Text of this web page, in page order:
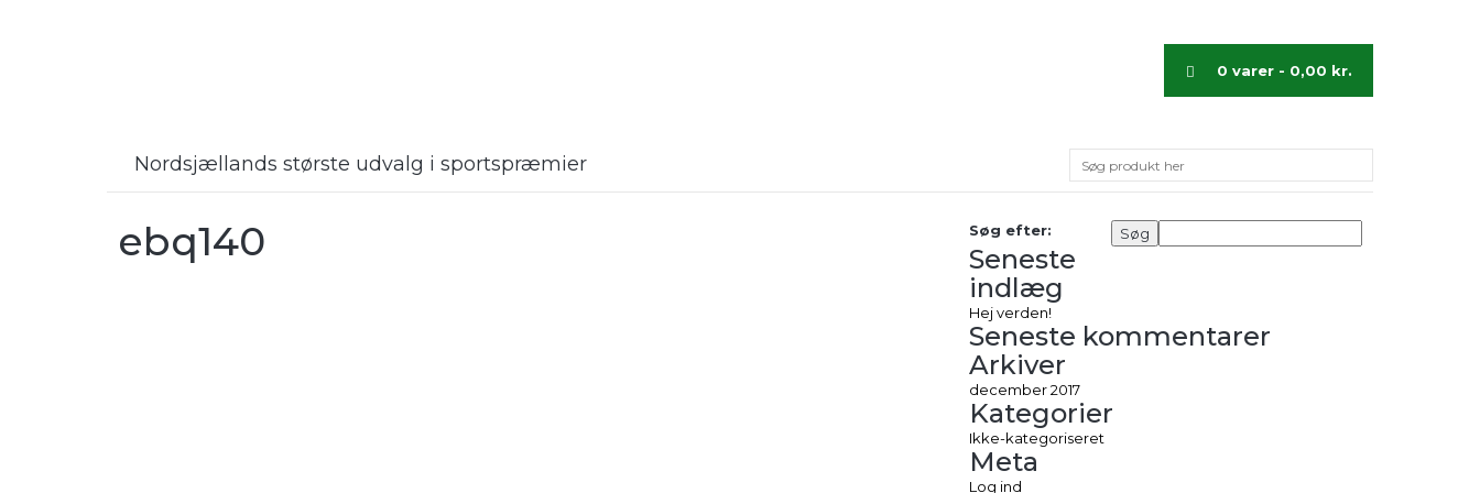
0 varer - 0,00 kr.
Nordsjællands største udvalg i sportspræmier
ebq140 Søg efter:
Seneste
indlæg
Hej verden!
Seneste kommentarer
Arkiver
december 2017
Kategorier
Ikke-kategoriseret
Meta
Log ind